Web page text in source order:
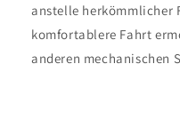
anstelle herkömmlicher
komfortablere Fahrt
anderen mechanischen